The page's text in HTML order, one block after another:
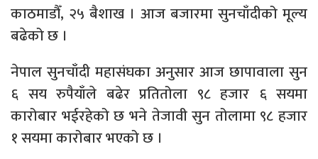
काठमाडौँ, २५ बैशाख । आज बजारमा सुनचाँदीको मूल्य
बढेको छ ।
नेपाल सुनचाँदी महासंघका अनुसार आज छापावाला सुन
६ सय रुपैयाँले बढेर प्रतितोला ९८ हजार ६ सयमा
कारोबार भईरहेको छ भने तेजावी सुन तोलामा ९८ हजार
१ सयमा कारोबार भएको छ ।